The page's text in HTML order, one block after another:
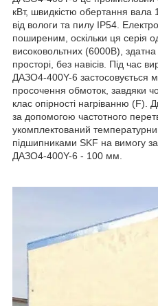
кВт, швидкістю обертання вала
від вологи та пилу IP54.
поширеним, оскільки ця серія
високовольтних (6000В),
просторі, без навісів. Під час
ДАЗО4-400Y-6 застосовується
просочення обмоток, завдяки
клас опірності нагріванню (F).
за допомогою частотного
укомплектований
підшипниками SKF на вимогу
ДАЗО4-400Y-6 - 100 мм.